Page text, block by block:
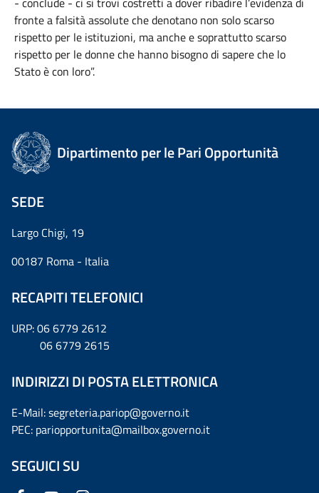
fronte a falsità assolute che denotano non solo scarso
rispetto per le istituzioni, ma anche e soprattutto scarso
rispetto per le donne che hanno bisogno di sapere che lo
Stato è con loro”.
Dipartimento per le Pari Opportunità
SEDE
Largo Chigi, 19
00187 Roma - Italia
RECAPITI TELEFONICI
URP: 06 6779 2612
06 6779 2615
INDIRIZZI DI POSTA ELETTRONICA
E-Mail: segreteria.pariop@governo.it
PEC: pariopportunita@mailbox.governo.it
SEGUICI SU